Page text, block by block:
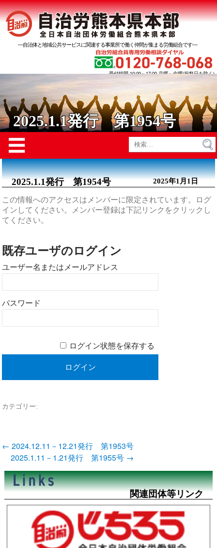
―自治体と地域公共サービスに関連する事業所で働く仲間が集まる労働組合です―
受付時間 10:00～17:00 月曜～金曜(祝祭日を除く)
2025.1.1発行 第1954号
☰
検
索:
2025.1.1発行 第1954号 2025年1月1日
この情報へのアクセスはメンバーに限定されています。ログ
インしてください。メンバー登録は下記リンクをクリックし
てください。
既存ユーザのログイン
ユーザー名またはメールアドレス
パスワード
ログイン状態を保存する
カテゴリー:
投
ナ
ビ
ゲ
ー
シ
← 2024.12.11－12.21発行 第1953号
2025.1.11－1.21発行 第1955号 →
関連団体等リンク